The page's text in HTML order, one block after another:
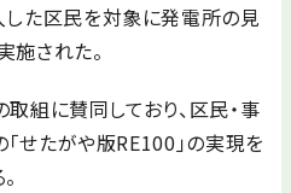
した区民を対象に発電所の見
された。
取組に賛同しており、区民・事
せたがや版RE100」の実現を